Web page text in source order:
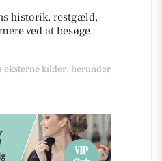
historik, restgæld,
ved at besøge
eksterne kilder, herunder